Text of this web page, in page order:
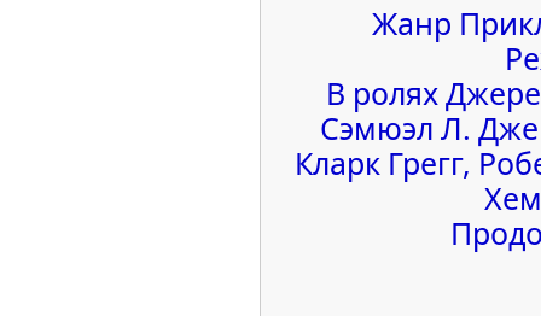
Жанр
В ролях
Сэмюэл Л.
Кларк Грегг,